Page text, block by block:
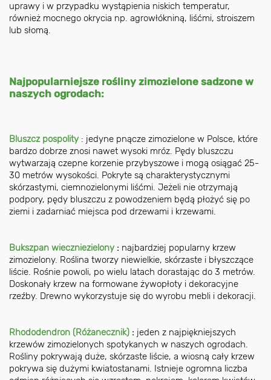
uprawy i w przypadku wystąpienia niskich temperatur,
również mocnego okrycia np. agrowłókniną, liśćmi, stroiszem
lub słomą.
Najpopularniejsze rośliny zimozielone sadzone w
naszych ogrodach:
Bluszcz pospolity : jedyne pnącze zimozielone w Polsce, które
bardzo dobrze znosi nawet wysoki mróz. Pędy bluszczu
wytwarzają czepne korzenie przybyszowe i mogą osiągać 25-
30 metrów wysokości. Pokryte są charakterystycznymi
skórzastymi, ciemnozielonymi liśćmi. Jeżeli nie otrzymają
podpory, pędy bluszczu z powodzeniem będą płożyć się po
ziemi i zadarniać miejsca pod drzewami i krzewami.
Bukszpan wieczniezielony : najbardziej popularny krzew
zimozielony. Roślina tworzy niewielkie, skórzaste i błyszczące
liście. Rośnie powoli, po wielu latach dorastając do 3 metrów.
Doskonały krzew na formowane żywopłoty i dekoracyjne
rzeźby. Drewno wykorzystuje się do wyrobu mebli i dekoracji.
Rhododendron (Różanecznik) : jeden z najpiękniejszych
krzewów zimozielonych spotykanych w naszych ogrodach.
Rośliny pokrywają duże, skórzaste liście, a wiosną cały krzew
pokrywa się dużymi kwiatostanami. Istnieje ogromna liczba